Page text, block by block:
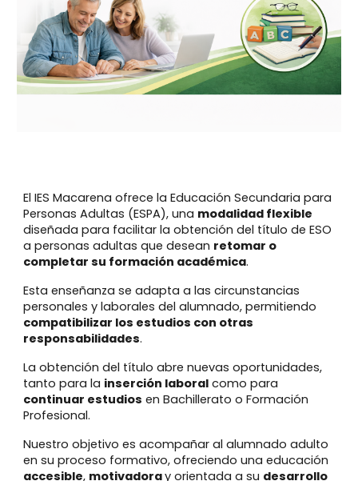
El IES Macarena ofrece la Educación Secundaria para
Personas Adultas (ESPA), una modalidad flexible
diseñada para facilitar la obtención del título de ESO
a personas adultas que desean retomar o
completar su formación académica.
Esta enseñanza se adapta a las circunstancias
personales y laborales del alumnado, permitiendo
compatibilizar los estudios con otras
responsabilidades.
La obtención del título abre nuevas oportunidades,
tanto para la inserción laboral como para
continuar estudios en Bachillerato o Formación
Profesional.
Nuestro objetivo es acompañar al alumnado adulto
en su proceso formativo, ofreciendo una educación
accesible, motivadoray orientada a su desarrollo